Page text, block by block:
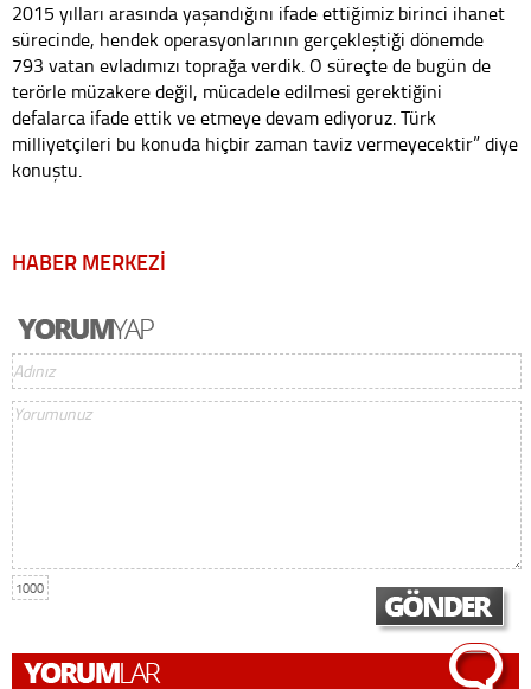
2015 yılları arasında yaşandığını ifade ettiğimiz birinci ihanet
sürecinde, hendek operasyonlarının gerçekleştiği dönemde
793 vatan evladımızı toprağa verdik. O süreçte de bugün de
terörle müzakere değil, mücadele edilmesi gerektiğini
defalarca ifade ettik ve etmeye devam ediyoruz. Türk
milliyetçileri bu konuda hiçbir zaman taviz vermeyecektir” diye
konuştu.
HABER MERKEZİ
1000